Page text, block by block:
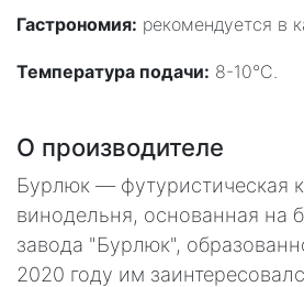
Гастрономия: рекомендуется в
Температура подачи: 8-10°С.
О производителе
Бурлюк — футуристическая
винодельня, основанная на
завода "Бурлюк",
2020 году им